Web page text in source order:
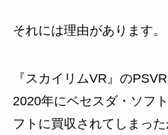
それには理由があります。
『スカイリムVR』の
2020年にベセスダ・ソフ
フトに買収されてしまった